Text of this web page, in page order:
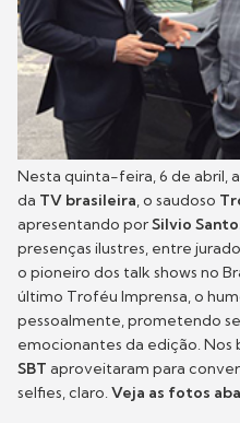
Nesta quinta-feira, 6 de abril,
da TV brasileira, o saudoso
apresentando porSilvio
presenças ilustres, entre
o pioneiro dos talk shows no
último Troféu Imprensa, o
pessoalmente, prometendo
emocionantes da edição. Nos
SBT aproveitaram para
selfies, claro.Veja as fotos